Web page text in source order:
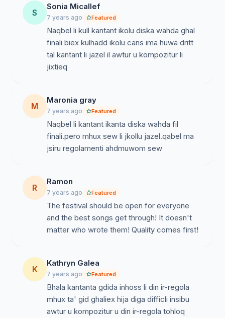
B’dan ir-regolament, kantant li ħa jixħet aktar minn
kanzunetta waħda, jaf ħa jispiċċa f’pożizzjoni
skomda fejn ikollu jagħżel bejn żewġ kanzunetti u
żewġ timijiet li emmnu fil-ħila tiegħu. Barraminnhekk
bosta drabi, ħafna mill-ispejjeż tal-kanzunetti jieħdu
jkun responsabbli għall-ispejjeż li jkunu saru?
Nemmnu li l-kumitat għandu jżomm fil-kompetizzjoni
l-kanzunetta li ġabet l-aktar punti u l-kantant ikanta
dik. Il-kanzunetti l-oħra jistgħu jinżammu jew
jitwaqqgħu mill-kompetizzjoni fuq qbil mat-tim
Minn hawn qed nitolbu lil Kumitat sabiex jiġu ikkunsidrati
dawn it-talbiet tagħna u nħeġġu lil kull min għandu għal
qalbu dan il-festival li jiffirma.
Grazzi mill-qalb.
S
Sonia Micallef
7 years ago Featured
Naqbel li kull kantant ikolu diska wahda ghal
finali biex kulhadd ikolu cans ima huwa dritt
tal kantant li jazel il awtur u kompozitur li
jixtieq
M
Maronia gray
7 years ago Featured
Naqbel li kantant ikanta diska wahda fil
finali.pero mhux sew li jkollu jazel.qabel ma
jsiru regolamenti ahdmuwom sew
R
Ramon
7 years ago Featured
The festival should be open for everyone
and the best songs get through! It doesn't
matter who wrote them! Quality comes first!
K
Kathryn Galea
7 years ago Featured
Bhala kantanta gdida inhoss li din ir-regola
mhux ta' gid ghaliex hija diga difficli insibu
awtur u kompozitur u din ir-regola tohloq